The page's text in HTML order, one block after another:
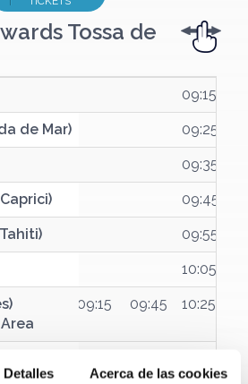
Detalles Acerca de las cookies
Tossa de
de Mar)
09:15
de Mar) 09:25
09:35
09:45
09:55
10:05
09:15 09:45 10:25